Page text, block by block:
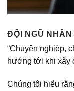
ĐỘI NGŨ NHÂN
“Chuyên nghiệp,
hướng tới khi xây
Chúng tôi hiểu